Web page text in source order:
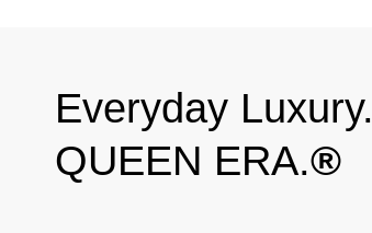
Everyday Luxury.
QUEEN ERA.®